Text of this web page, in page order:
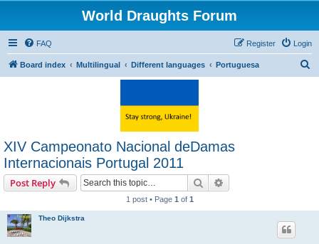
World Draughts Forum
FAQ Login
Register
Board index Multilingual Different languages Portuguesa
XIV Campeonato Nacional deDamas
Internacionais Portugal 2011
Post Reply Search
1 post • Page 1 of 1
Theo Dijkstra